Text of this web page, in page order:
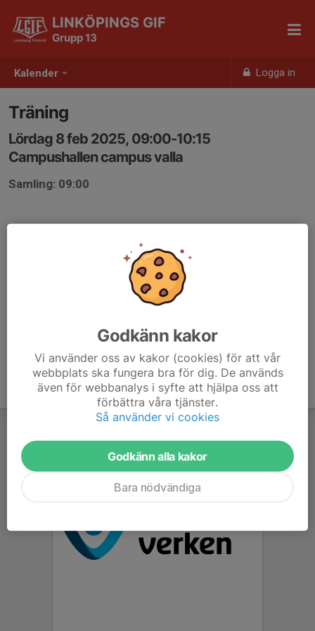
Kalender Logga in
LINKÖPINGS GIF
Grupp 13
Träning
Lördag 8 feb 2025, 09:00-10:15
Campushallen campus valla
Samling: 09:00
Godkänn kakor
Vi använder oss av kakor (cookies) för att vår
webbplats ska fungera bra för dig. De används
även för webbanalys i syfte att hjälpa oss att
förbättra våra tjänster.
Så använder vi cookies
Godkänn alla kakor
Bara nödvändiga